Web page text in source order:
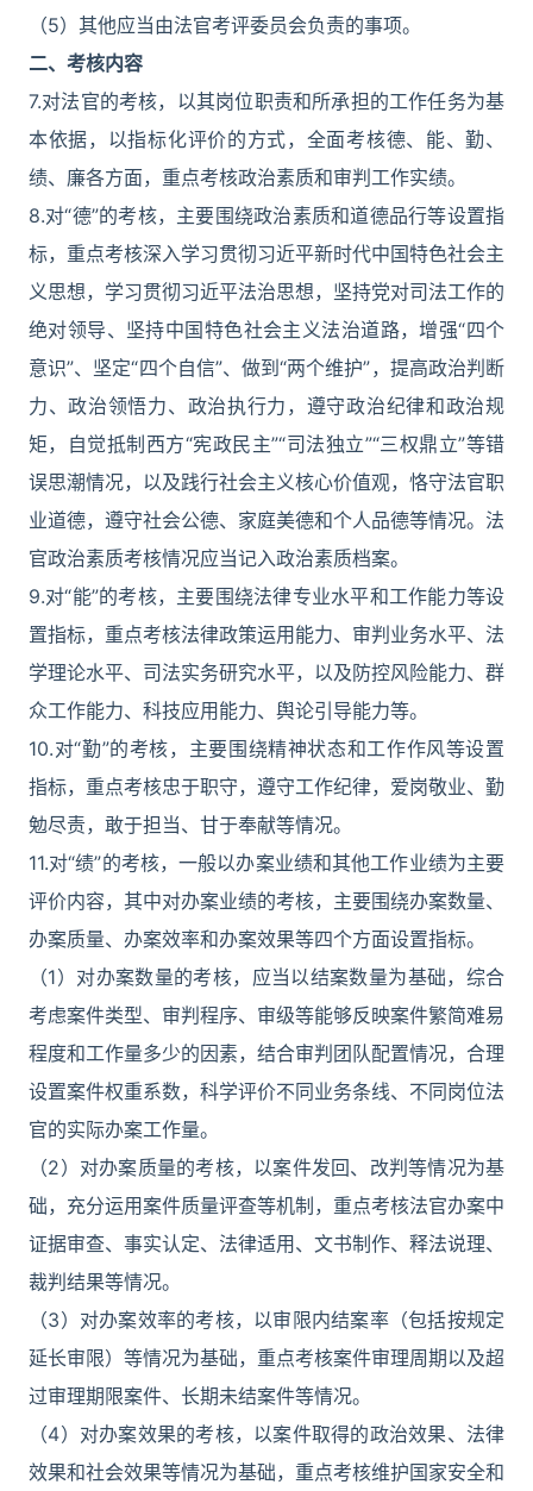
（5）其他应当由法官考评委员会负责的事项。
二、考核内容
7.对法官的考核，以其岗位职责和所承担的工作任务为基
本依据，以指标化评价的方式，全面考核德、能、勤、
绩、廉各方面，重点考核政治素质和审判工作实绩。
8.对“德”的考核，主要围绕政治素质和道德品行等设置指
标，重点考核深入学习贯彻习近平新时代中国特色社会主
义思想，学习贯彻习近平法治思想，坚持党对司法工作的
绝对领导、坚持中国特色社会主义法治道路，增强“四个
意识”、坚定“四个自信”、做到“两个维护”，提高政治判断
力、政治领悟力、政治执行力，遵守政治纪律和政治规
矩，自觉抵制西方“宪政民主”“司法独立”“三权鼎立”等错
误思潮情况，以及践行社会主义核心价值观，恪守法官职
业道德，遵守社会公德、家庭美德和个人品德等情况。法
官政治素质考核情况应当记入政治素质档案。
9.对“能”的考核，主要围绕法律专业水平和工作能力等设
置指标，重点考核法律政策运用能力、审判业务水平、法
学理论水平、司法实务研究水平，以及防控风险能力、群
众工作能力、科技应用能力、舆论引导能力等。
10.对“勤”的考核，主要围绕精神状态和工作作风等设置
指标，重点考核忠于职守，遵守工作纪律，爱岗敬业、勤
勉尽责，敢于担当、甘于奉献等情况。
11.对“绩”的考核，一般以办案业绩和其他工作业绩为主要
评价内容，其中对办案业绩的考核，主要围绕办案数量、
办案质量、办案效率和办案效果等四个方面设置指标。
（1）对办案数量的考核，应当以结案数量为基础，综合
考虑案件类型、审判程序、审级等能够反映案件繁简难易
程度和工作量多少的因素，结合审判团队配置情况，合理
设置案件权重系数，科学评价不同业务条线、不同岗位法
官的实际办案工作量。
（2）对办案质量的考核，以案件发回、改判等情况为基
础，充分运用案件质量评查等机制，重点考核法官办案中
证据审查、事实认定、法律适用、文书制作、释法说理、
裁判结果等情况。
（3）对办案效率的考核，以审限内结案率（包括按规定
延长审限）等情况为基础，重点考核案件审理周期以及超
过审理期限案件、长期未结案件等情况。
（4）对办案效果的考核，以案件取得的政治效果、法律
效果和社会效果等情况为基础，重点考核维护国家安全和